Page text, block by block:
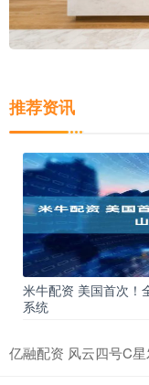
推荐资讯
米牛配资 美国首次！
系统
亿融配资 风云四号C